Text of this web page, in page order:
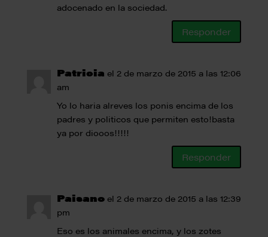
adocenado en la sociedad.
Responder
Patricia el 2 de marzo de 2015 a las 12:06
am
Yo lo haria alreves los ponis encima de los
padres y politicos que permiten esto!basta
ya por diooos!!!!!
Responder
Paisano el 2 de marzo de 2015 a las 12:39
pm
Eso es los animales encima, y los zotes